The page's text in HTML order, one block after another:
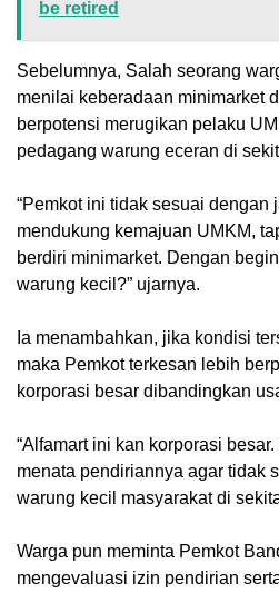
be retired
Sebelumnya, Salah seorang
menilai keberadaan minimarket
berpotensi merugikan pelaku
pedagang warung eceran di
‎“Pemkot ini tidak sesuai dengan
mendukung kemajuan UMKM,
berdiri minimarket. Dengan
warung kecil?” ujarnya.
‎Ia menambahkan, jika kondisi
maka Pemkot terkesan lebih
korporasi besar dibandingkan
‎“Alfamart ini kan korporasi
menata pendiriannya agar tidak
warung kecil masyarakat di
‎Warga pun meminta Pemkot
mengevaluasi izin pendirian